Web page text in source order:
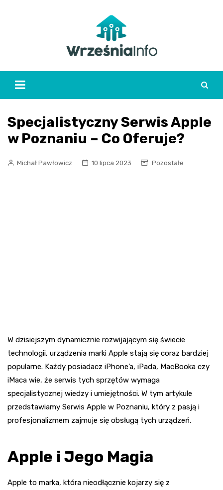
Specjalistyczny Serwis Apple
w Poznaniu – Co Oferuje?
Michał Pawłowicz 10 lipca 2023 Pozostałe
W dzisiejszym dynamicznie rozwijającym się świecie
technologii, urządzenia marki Apple stają się coraz bardziej
popularne. Każdy posiadacz iPhone’a, iPada, MacBooka czy
iMaca wie, że serwis tych sprzętów wymaga
specjalistycznej wiedzy i umiejętności. W tym artykule
przedstawiamy Serwis Apple w Poznaniu, który z pasją i
profesjonalizmem zajmuje się obsługą tych urządzeń.
Apple i Jego Magia
Apple to marka, która nieodłącznie kojarzy się z